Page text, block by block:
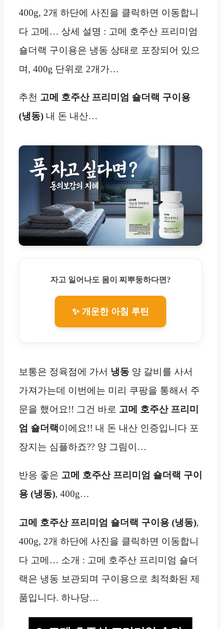
400g, 2개 하단에 사진을 클릭하면 이동합니
다 고메… 상세 설명 : 고메 호주산 프리미엄
숄더랙 구이용은 냉동 상태로 포장되어 있으
며, 400g 단위로 2개가…
추천 고메 호주산 프리미엄 숄더랙 구이용
(냉동) 내 돈 내산…
자고 일어나도 몸이 찌뿌둥하다면?
✨ 개운한 아침 루틴
보통은 정육점에 가서 냉동 양 갈비를 사서
가져가는데 이번에는 미리 쿠팡을 통해서 주
문을 했어요!! 그건 바로 고메 호주산 프리미
엄 숄더랙이에요!! 내 돈 내산 인증입니다 포
장지는 심플하죠?? 양 그림이…
반응 좋은 고메 호주산 프리미엄 숄더랙 구이
용 (냉동), 400g…
고메 호주산 프리미엄 숄더랙 구이용 (냉동),
400g, 2개 하단에 사진을 클릭하면 이동합니
다 고메… 소개 : 고메 호주산 프리미엄 숄더
랙은 냉동 보관되며 구이용으로 최적화된 제
품입니다. 하나당…